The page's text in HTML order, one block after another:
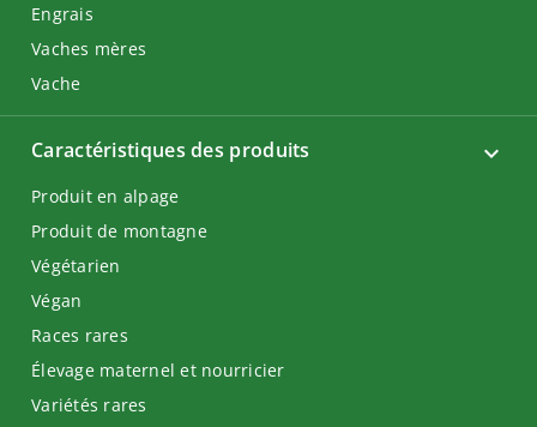
Engrais
Vaches mères
Vache
Caractéristiques des produits
Produit en alpage
Produit de montagne
Végétarien
Végan
Races rares
Élevage maternel et nourricier
Variétés rares